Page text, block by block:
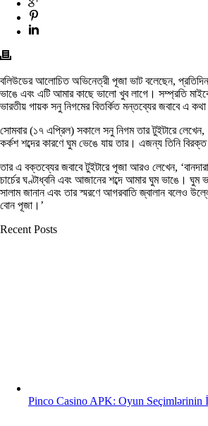
বলিউডের আলোচিত অভিনেত্রী পূজা ভাট বলেছেন,
ভাঙে এবং এটি আমার কাছে ভালো খুব লাগে। সম্প্রতি
ভারতীয় গায়ক সনু নিগমের বিতর্কিত মন্তব্যের জবাবে এ
সোমবার (১৭ এপ্রিল) সকালে সনু নিগম তার টুইটারে
কর্কশ শব্দের কারণে ঘুম ভেঙে যায় তার। এজন্য তিনি
তার এ বক্তব্যের জবাবে টুইটারে পূজা আরও লেখেন,
চার্চের ঘণ্টাধ্বনি এবং আজানের শব্দে আমার ঘুম ভাঙে। ঘুম
সালাম জানান এবং তার স্মরণে আগরবাতি জ্বালান বলেও
বোন পূজা।’
Recent Posts
Pinco Casino APK: Oyun Seçimlərinin